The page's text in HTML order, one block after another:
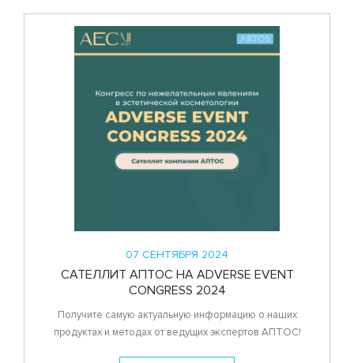
07 СЕНТЯБРЯ 2024
САТЕЛЛИТ АПТОС НА ADVERSE EVENT
CONGRESS 2024
Получите самую актуальную информацию о наших
продуктах и методах от ведущих экспертов АПТОС!